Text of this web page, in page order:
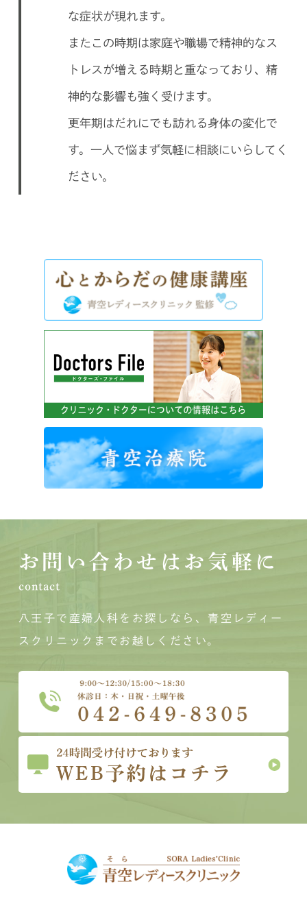
な症状が現れます。
またこの時期は家庭や職場で精神的なス
トレスが増える時期と重なっており、精
神的な影響も強く受けます。
更年期はだれにでも訪れる身体の変化で
す。一人で悩まず気軽に相談にいらしてく
ださい。
お問い合わせはお気軽に
contact
八王子で産婦人科をお探しなら、青空レディー
スクリニックまでお越しください。